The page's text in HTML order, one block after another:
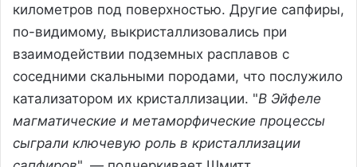
километров под поверхностью. Другие сапфиры,
по-видимому, выкристаллизовались при
взаимодействии подземных расплавов с
соседними скальными породами, что послужило
катализатором их кристаллизации. "В Эйфеле
магматические и метаморфические процессы
сыграли ключевую роль в кристаллизации